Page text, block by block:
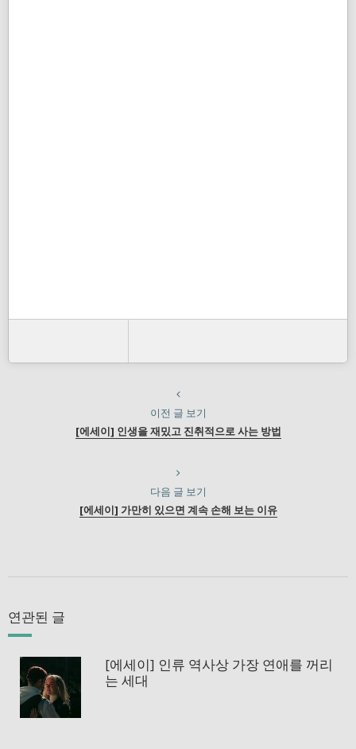
이전 글 보기
[에세이] 인생을 재밌고 진취적으로 사는 방법
다음 글 보기
[에세이] 가만히 있으면 계속 손해 보는 이유
연관된 글
[에세이] 인류 역사상 가장 연애를 꺼리
는 세대